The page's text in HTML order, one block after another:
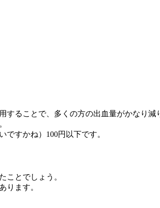
することで、多くの方の出血量がかなり減
すかね）100円以下です。
ことでしょう。
ります。